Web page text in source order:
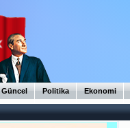
Güncel Politika Ekonomi